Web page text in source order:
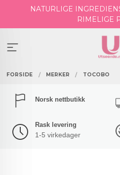
NATURLIGE
RIMELIGE
FORSIDE MERKER TOCOBO
Norsk nettbutikk
Rask levering
1-5 virkedager